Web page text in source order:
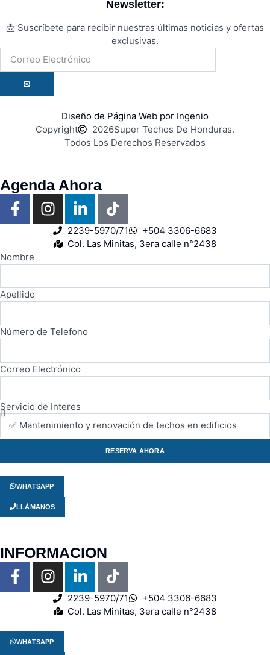
Newsletter:
📩 Suscríbete para recibir nuestras últimas noticias y ofertas
exclusivas.
Diseño de Página Web por Ingenio
Copyright
2026Super Techos De Honduras.
Todos Los Derechos Reservados
Agenda Ahora
2239-5970/71
+504 3306-6683
Col. Las Minitas, 3era calle n°2438
Nombre
Apellido
Número de Telefono
Correo Electrónico
Servicio de Interes
RESERVA AHORA
WHATSAPP
LLÁMANOS
INFORMACION
2239-5970/71
+504 3306-6683
Col. Las Minitas, 3era calle n°2438
WHATSAPP